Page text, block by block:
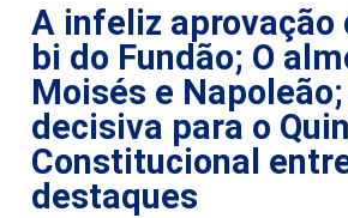
A infeliz aprovação
bi do Fundão; O
Moisés e
decisiva para o
Constitucional
destaques